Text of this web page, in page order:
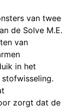
van twee
de Solve M.E.
van
in het
stofwisseling.
zorgt dat de